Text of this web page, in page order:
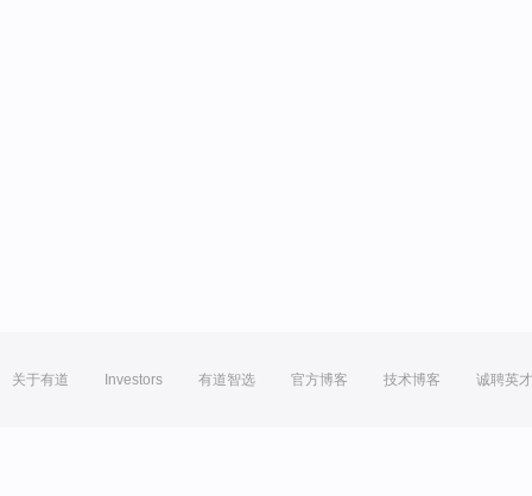
关于有道 Investors 有道智选 官方博客 技术博客 诚聘英才